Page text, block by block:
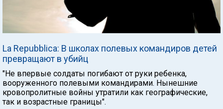
La Repubblica: В школах полевых командиров детей
превращают в убийц
"Не впервые солдаты погибают от руки ребенка,
вооруженного полевыми командирами. Нынешние
кровопролитные войны утратили как географические,
так и возрастные границы".